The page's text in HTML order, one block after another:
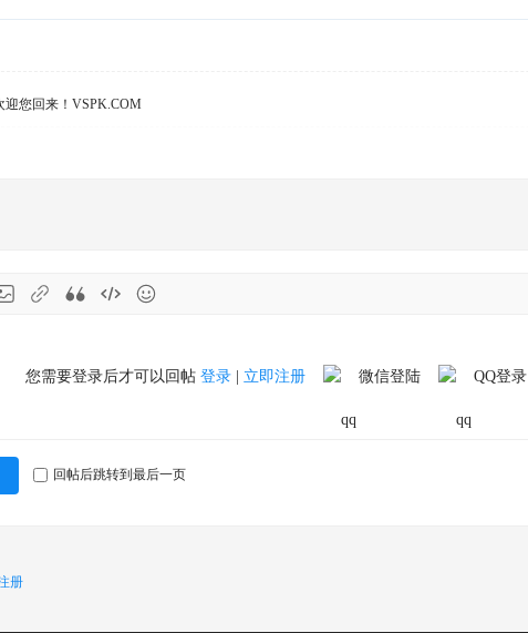
迎您回来！VSPK.COM
您需要登录后才可以回帖 登录| 立即注册 微信登陆 QQ登录
回帖后跳转到最后一页
册